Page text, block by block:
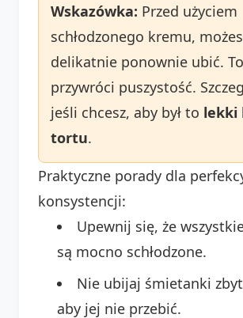
Wskazówka: Przed użyciem
schłodzonego kremu,
delikatnie ponownie ubić. To
przywróci puszystość.
jeśli chcesz, aby był to lekki
tortu.
Praktyczne porady dla
konsystencji:
Upewnij się, że
są mocno schłodzone.
Nie ubijaj śmietanki
aby jej nie przebić.